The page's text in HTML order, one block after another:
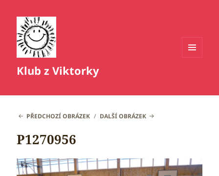
Klub z Viktorky
PŘEDCHOZÍ OBRÁZEK DALŠÍ OBRÁZEK
P1270956